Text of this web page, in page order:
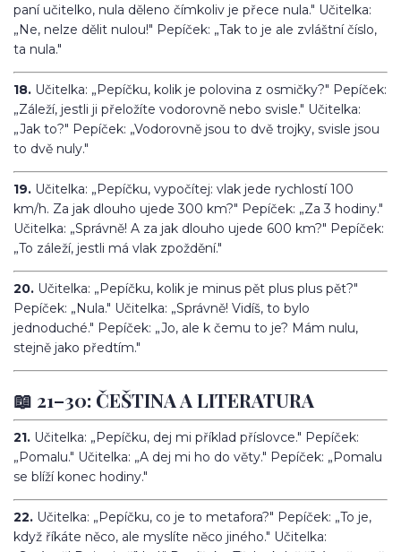
paní učitelko, nula děleno čímkoliv je přece nula." Učitelka:
„Ne, nelze dělit nulou!" Pepíček: „Tak to je ale zvláštní číslo,
ta nula."
18. Učitelka: „Pepíčku, kolik je polovina z osmičky?" Pepíček:
„Záleží, jestli ji přeložíte vodorovně nebo svisle." Učitelka:
„Jak to?" Pepíček: „Vodorovně jsou to dvě trojky, svisle jsou
to dvě nuly."
19. Učitelka: „Pepíčku, vypočítej: vlak jede rychlostí 100
km/h. Za jak dlouho ujede 300 km?" Pepíček: „Za 3 hodiny."
Učitelka: „Správně! A za jak dlouho ujede 600 km?" Pepíček:
„To záleží, jestli má vlak zpoždění."
20. Učitelka: „Pepíčku, kolik je minus pět plus plus pět?"
Pepíček: „Nula." Učitelka: „Správně! Vidíš, to bylo
jednoduché." Pepíček: „Jo, ale k čemu to je? Mám nulu,
stejně jako předtím."
📖 21–30: ČEŠTINA A LITERATURA
21. Učitelka: „Pepíčku, dej mi příklad příslovce." Pepíček:
„Pomalu." Učitelka: „A dej mi ho do věty." Pepíček: „Pomalu
se blíží konec hodiny."
22. Učitelka: „Pepíčku, co je to metafora?" Pepíček: „To je,
když říkáte něco, ale myslíte něco jiného." Učitelka: